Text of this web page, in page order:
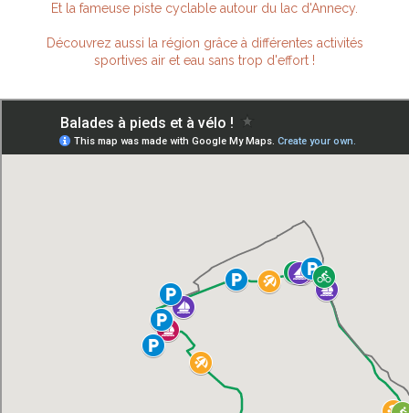
Et la fameuse piste cyclable autour du lac d'Annecy.
Découvrez aussi la région grâce à différentes activités
sportives air et eau sans trop d'effort !